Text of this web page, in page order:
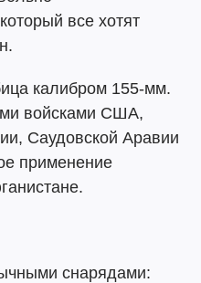
все хотят
калибром 155-мм.
войсками США,
Саудовской Аравии
применение
снарядами: